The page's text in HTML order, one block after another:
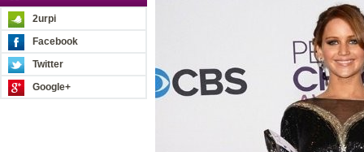
2urpi
Facebook
Twitter
Google+